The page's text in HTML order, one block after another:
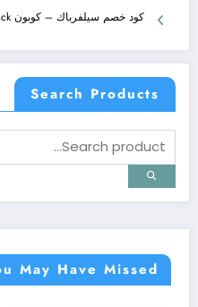
كود خصم سيلفرباك – كوبون Silverback
Search Products
May Have Missed